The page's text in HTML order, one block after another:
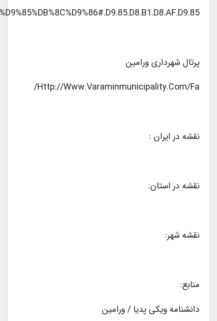
پرتال شهرداری ورامین
Http://www.varaminmunicipality.com/fa/
نقشه در ایران :
نقشه در استان:
نقشه شهر:
منابع:
دانشنامه ویکی پدیا / ورامین